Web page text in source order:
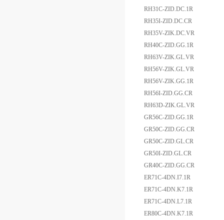
RH31C-ZID.DC.1R
RH35I-ZID.DC.CR
RH35V-ZIK.DC.VR
RH40C-ZID.GG.1R
RH63V-ZIK.GL.VR
RH56V-ZIK.GL.VR
RH56V-ZIK.GG.1R
RH56I-ZID.GG.CR
RH63D-ZIK.GL.VR
GR56C-ZID.GG.1R
GR50C-ZID.GG.CR
GR50C-ZID.GL.CR
GR50I-ZID.GL.CR
GR40C-ZID.GG.CR
ER71C-4DN.I7.1R
ER71C-4DN.K7.1R
ER71C-4DN.L7.1R
ER80C-4DN.K7.1R